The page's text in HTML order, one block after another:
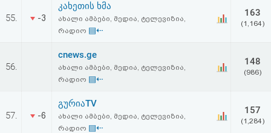
55. -3
კახეთის ხმა
ახალი ამბები, მედია, ტელევიზია,
რადიო ▤⇠
163
(1,164)
56.
cnews.ge
ახალი ამბები, მედია, ტელევიზია,
რადიო ▤⇠
148
(986)
57. -6
გურიაTV
ახალი ამბები, მედია, ტელევიზია,
რადიო ▤⇠
157
(1,284)